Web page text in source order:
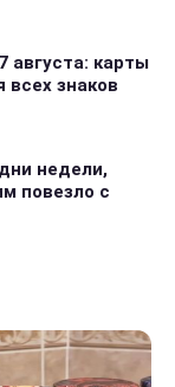
августа: карты
всех знаков
недели,
повезло с